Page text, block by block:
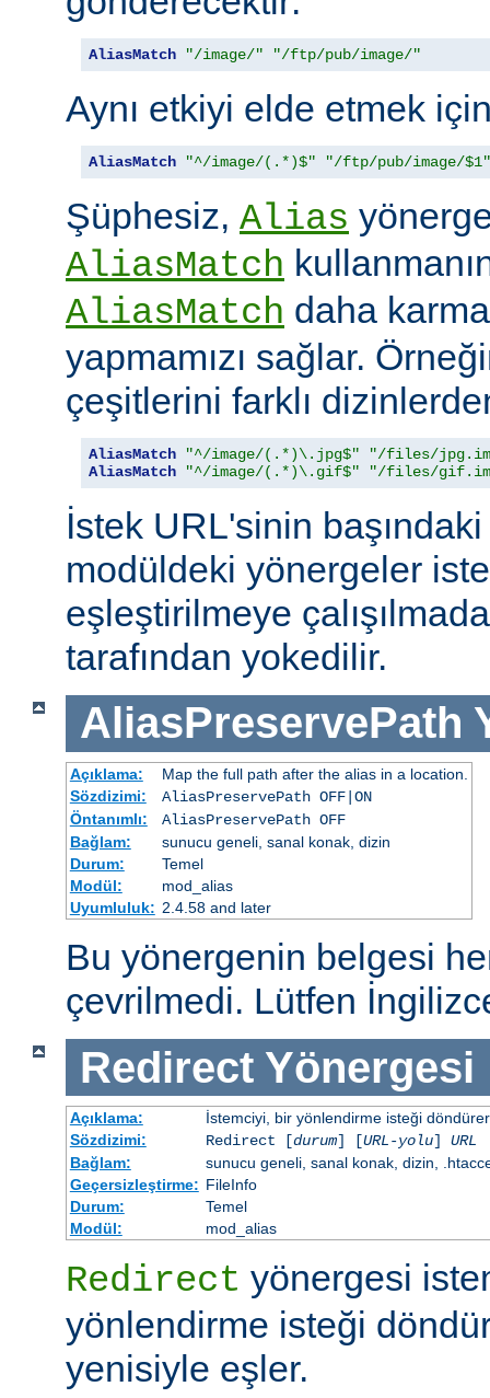
AliasMatch "/image/" "/ftp/pub/image/"
Aynı etkiyi elde etmek
AliasMatch "^/image/(.*)$" "/ftp/pub/image/$1"
Şüphesiz, Alias
AliasMatch
AliasMatch daha
yapmamızı sağlar.
çeşitlerini farklı
AliasMatch "^/image/(.*)\.jpg$"
"/files/
AliasMatch
"^/image/(.*)\.gif$" "/files/
İstek URL'sinin
modüldeki yönergeler
eşleştirilmeye
tarafından yokedilir.
AliasPreservePath
Açıklama:
Map the full path after the alias in a location.
Sözdizimi:
AliasPreservePath OFF|ON
Öntanımlı:
AliasPreservePath OFF
Bağlam:
sunucu geneli, sanal konak, dizin
Durum:
Temel
Modül:
mod_alias
Uyumluluk: 2.4.58 and later
Bu yönergenin belgesi
çevrilmedi. Lütfen
Redirect Yönergesi
Açıklama:
İstemciyi, bir yönlendirme isteği
Sözdizimi:
Redirect [durum] [URL-yolu] URL
Bağlam:
sunucu geneli, sanal konak, dizin,
Geçersizleştirme: FileInfo
Durum:
Temel
Modül:
mod_alias
Redirect yönergesi
yönlendirme isteği
yenisiyle eşler.